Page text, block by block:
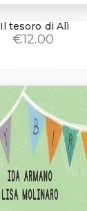
Il tesoro di Alì
€12.00